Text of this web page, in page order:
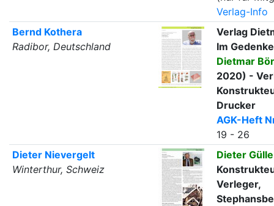
Verlag-Info
Bernd Kothera
Radibor, Deutschland
Verlag
Im
Dietmar
2020) -
Drucker
AGK-Heft
19 - 26
Dieter Nievergelt
Winterthur, Schweiz
Dieter
Verleger,